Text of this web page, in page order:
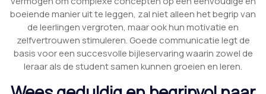
boeiende manier uit te leggen, zal niet alleen het begrip van
de leerlingen vergroten, maar ook hun motivatie en
zelfvertrouwen stimuleren. Goede communicatie legt de
basis voor een succesvolle bijleservaring waarin zowel de
leraar als de student samen kunnen groeien en leren.